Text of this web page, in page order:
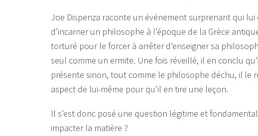
Joe Dispenza raconte un événement surprenant qui
d’incarner un philosophe à l’époque de la Grèce
torturé pour le forcer à arrêter d’enseigner sa
seul comme un ermite. Une fois réveillé, il en conclu
présente sinon, tout comme le philosophe déchu, il le
aspect de lui-même pour qu’il en tire une leçon.
Il s’est donc posé une question légitime et
impacter la matière ?